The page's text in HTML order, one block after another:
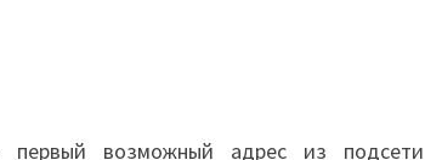
первый возможный адрес из подсети